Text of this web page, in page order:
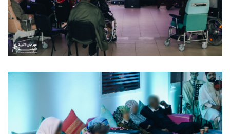
11 mars 2023